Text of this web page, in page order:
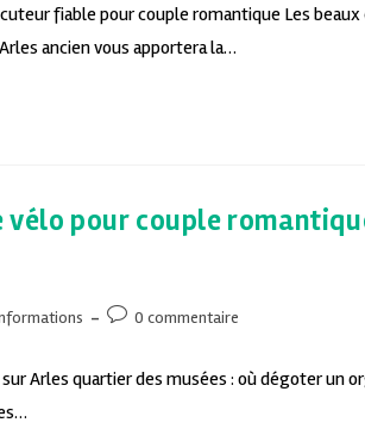
fiable pour couple romantique Les
ancien vous apportera la…
vélo pour couple
0 commentaire
Arles quartier des musées : où dégoter un